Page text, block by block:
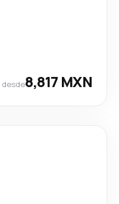
desde8,817 MXN